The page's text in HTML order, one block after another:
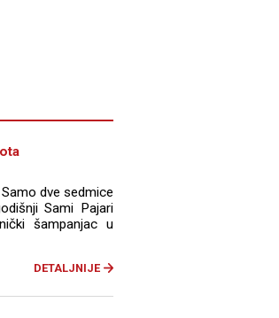
dve sedmice
Sami Pajari
šampanjac u
DETALJNIJE